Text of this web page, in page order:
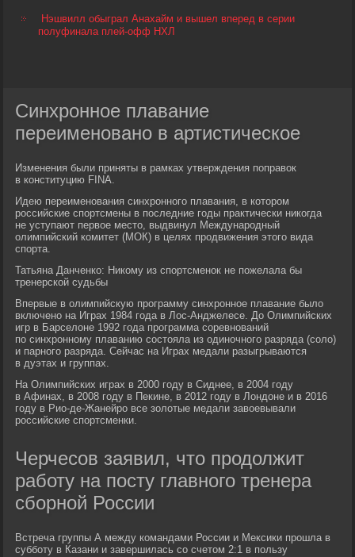
Нэшвилл обыграл Анахайм и вышел вперед в серии
полуфинала плей-офф НХЛ
Синхронное плавание
переименовано в артистическое
Изменения были приняты в рамках утверждения поправок
в конституцию FINA.
Идею переименования синхронного плавания, в котором
российские спортсмены в последние годы практически никогда
не уступают первое место, выдвинул Международный
олимпийский комитет (МОК) в целях продвижения этого вида
спорта.
Татьяна Данченко: Никому из спортсменок не пожелала бы
тренерской судьбы
Впервые в олимпийскую программу синхронное плавание было
включено на Играх 1984 года в Лос-Анджелесе. До Олимпийских
игр в Барселоне 1992 года программа соревнований
по синхронному плаванию состояла из одиночного разряда (соло)
и парного разряда. Сейчас на Играх медали разыгрываются
в дуэтах и группах.
На Олимпийских играх в 2000 году в Сиднее, в 2004 году
в Афинах, в 2008 году в Пекине, в 2012 году в Лондоне и в 2016
году в Рио-де-Жанейро все золотые медали завоевывали
российские спортсменки.
Черчесов заявил, что продолжит
работу на посту главного тренера
сборной России
Встреча группы А между командами России и Мексики прошла в
субботу в Казани и завершилась со счетом 2:1 в пользу